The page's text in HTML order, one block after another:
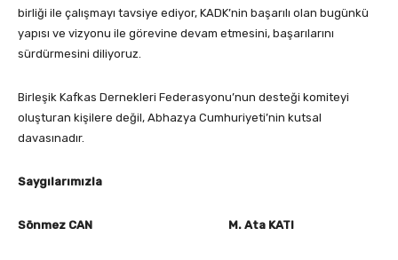
birliği ile çalışmayı tavsiye ediyor, KADK’nin başarılı olan bugünkü
yapısı ve vizyonu ile görevine devam etmesini, başarılarını
sürdürmesini diliyoruz.
Birleşik Kafkas Dernekleri Federasyonu’nun desteği komiteyi
oluşturan kişilere değil, Abhazya Cumhuriyeti’nin kutsal
davasınadır.
Saygılarımızla
Sönmez CAN M. Ata KATI